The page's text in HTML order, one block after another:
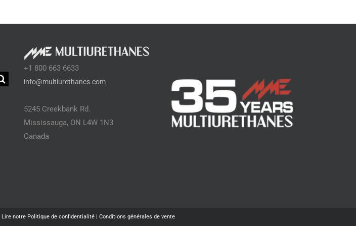
+1 800 663 6633
info@multiurethanes.com
5245 Creekbank Rd.
Mississauga, ON L4W 1N3
Canada
Lire notre Politique de confidentialité | Conditions générales de vente